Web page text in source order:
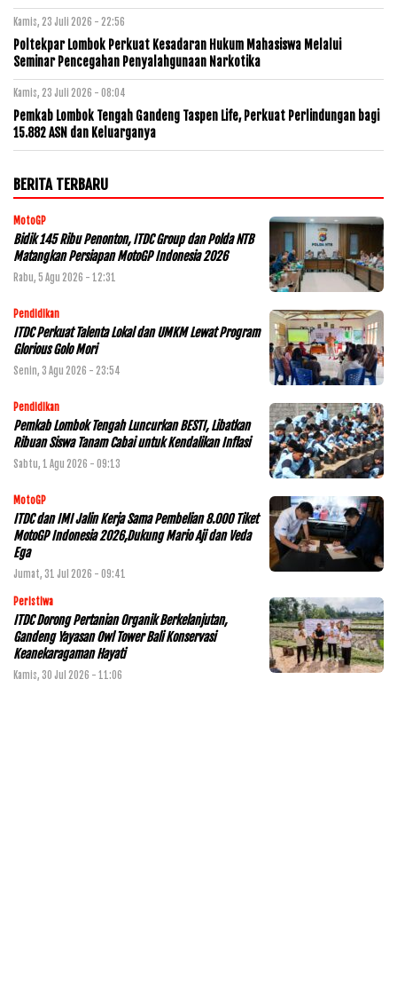
Kamis, 23 Juli 2026 - 22:56
Poltekpar Lombok Perkuat Kesadaran Hukum Mahasiswa Melalui
Seminar Pencegahan Penyalahgunaan Narkotika
Kamis, 23 Juli 2026 - 08:04
Pemkab Lombok Tengah Gandeng Taspen Life, Perkuat Perlindungan bagi
15.882 ASN dan Keluarganya
BERITA TERBARU
MotoGP
Bidik 145 Ribu Penonton, ITDC Group dan Polda NTB
Matangkan Persiapan MotoGP Indonesia 2026
Rabu, 5 Agu 2026 - 12:31
Pendidikan
ITDC Perkuat Talenta Lokal dan UMKM Lewat Program
Glorious Golo Mori
Senin, 3 Agu 2026 - 23:54
Pendidikan
Pemkab Lombok Tengah Luncurkan BESTI, Libatkan
Ribuan Siswa Tanam Cabai untuk Kendalikan Inflasi
Sabtu, 1 Agu 2026 - 09:13
MotoGP
ITDC dan IMI Jalin Kerja Sama Pembelian 8.000 Tiket
MotoGP Indonesia 2026,Dukung Mario Aji dan Veda
Ega
Jumat, 31 Jul 2026 - 09:41
Peristiwa
ITDC Dorong Pertanian Organik Berkelanjutan,
Gandeng Yayasan Owl Tower Bali Konservasi
Keanekaragaman Hayati
Kamis, 30 Jul 2026 - 11:06